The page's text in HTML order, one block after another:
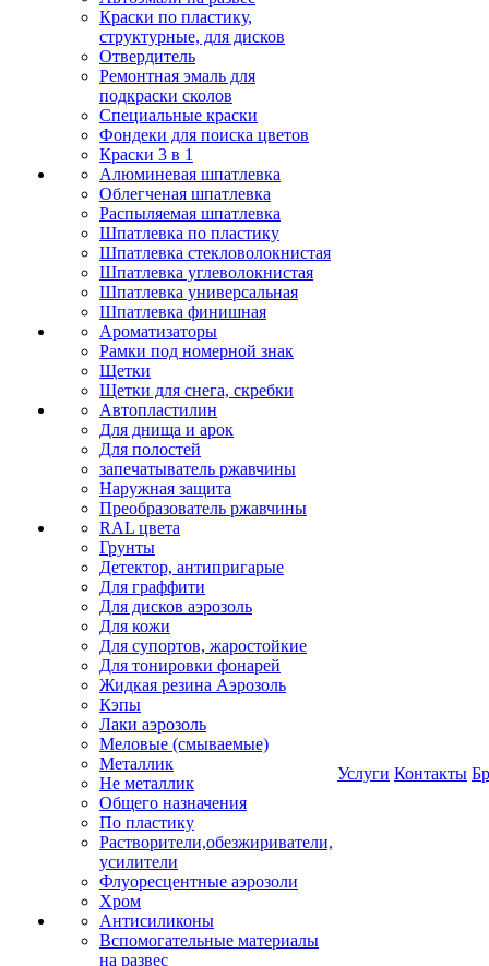
Краски по пластику,
структурные, для дисков
Отвердитель
Ремонтная эмаль для
подкраски сколов
Специальные краски
Фондеки для поиска цветов
Краски 3 в 1
Алюминевая шпатлевка
Облегченая шпатлевка
Распыляемая шпатлевка
Шпатлевка по пластику
Шпатлевка стекловолокнистая
Шпатлевка углеволокнистая
Шпатлевка универсальная
Шпатлевка финишная
Ароматизаторы
Рамки под номерной знак
Щетки
Щетки для снега, скребки
Автопластилин
Для днища и арок
Для полостей
запечатыватель ржавчины
Наружная защита
Преобразователь ржавчины
RAL цвета
Грунты
Детектор, антипригарые
Для граффити
Для дисков аэрозоль
Для кожи
Для супортов, жаростойкие
Для тонировки фонарей
Жидкая резина Аэрозоль
Кэпы
Лаки аэрозоль
Меловые (смываемые)
Металлик
Не металлик
Общего назначения
По пластику
Растворители,обезжириватели,
усилители
Флуоресцентные аэрозоли
Хром
Антисиликоны
Вспомогательные материалы
на развес
Услуги Контакты